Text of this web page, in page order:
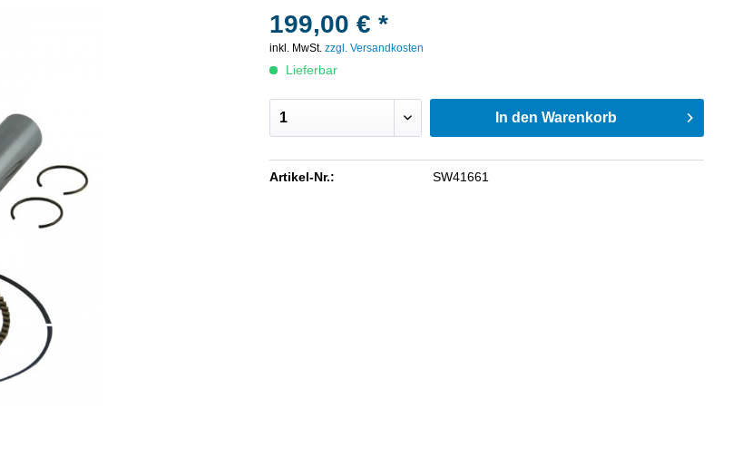
199,00 € *
inkl. MwSt.zzgl. Versandkosten
Lieferbar
In den Warenkorb
Artikel-Nr.: SW41661